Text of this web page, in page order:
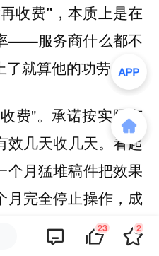
收费"，本质上是在
——服务商什么都不
了就算他的功劳。
费"。承诺按实际有
效几天收几天。看起
个月猛堆稿件把效果
月完全停止操作，成
23 2